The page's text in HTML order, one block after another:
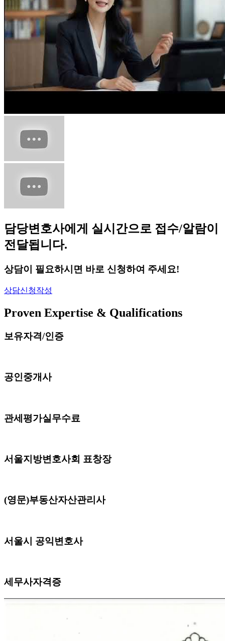
담당변호사에게 실시간으로 접수/알람이
전달됩니다.
상담이 필요하시면 바로 신청하여 주세요!
상담신청작성
Proven Expertise & Qualifications
보유자격/인증
공인중개사
관세평가실무수료
서울지방변호사회 표창장
(영문)부동산자산관리사
서울시 공익변호사
세무사자격증